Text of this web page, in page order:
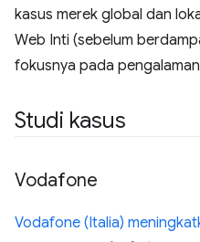
kasus merek global dan
Web Inti (sebelum
fokusnya pada
Studi kasus
Vodafone
Vodafone (Italia)